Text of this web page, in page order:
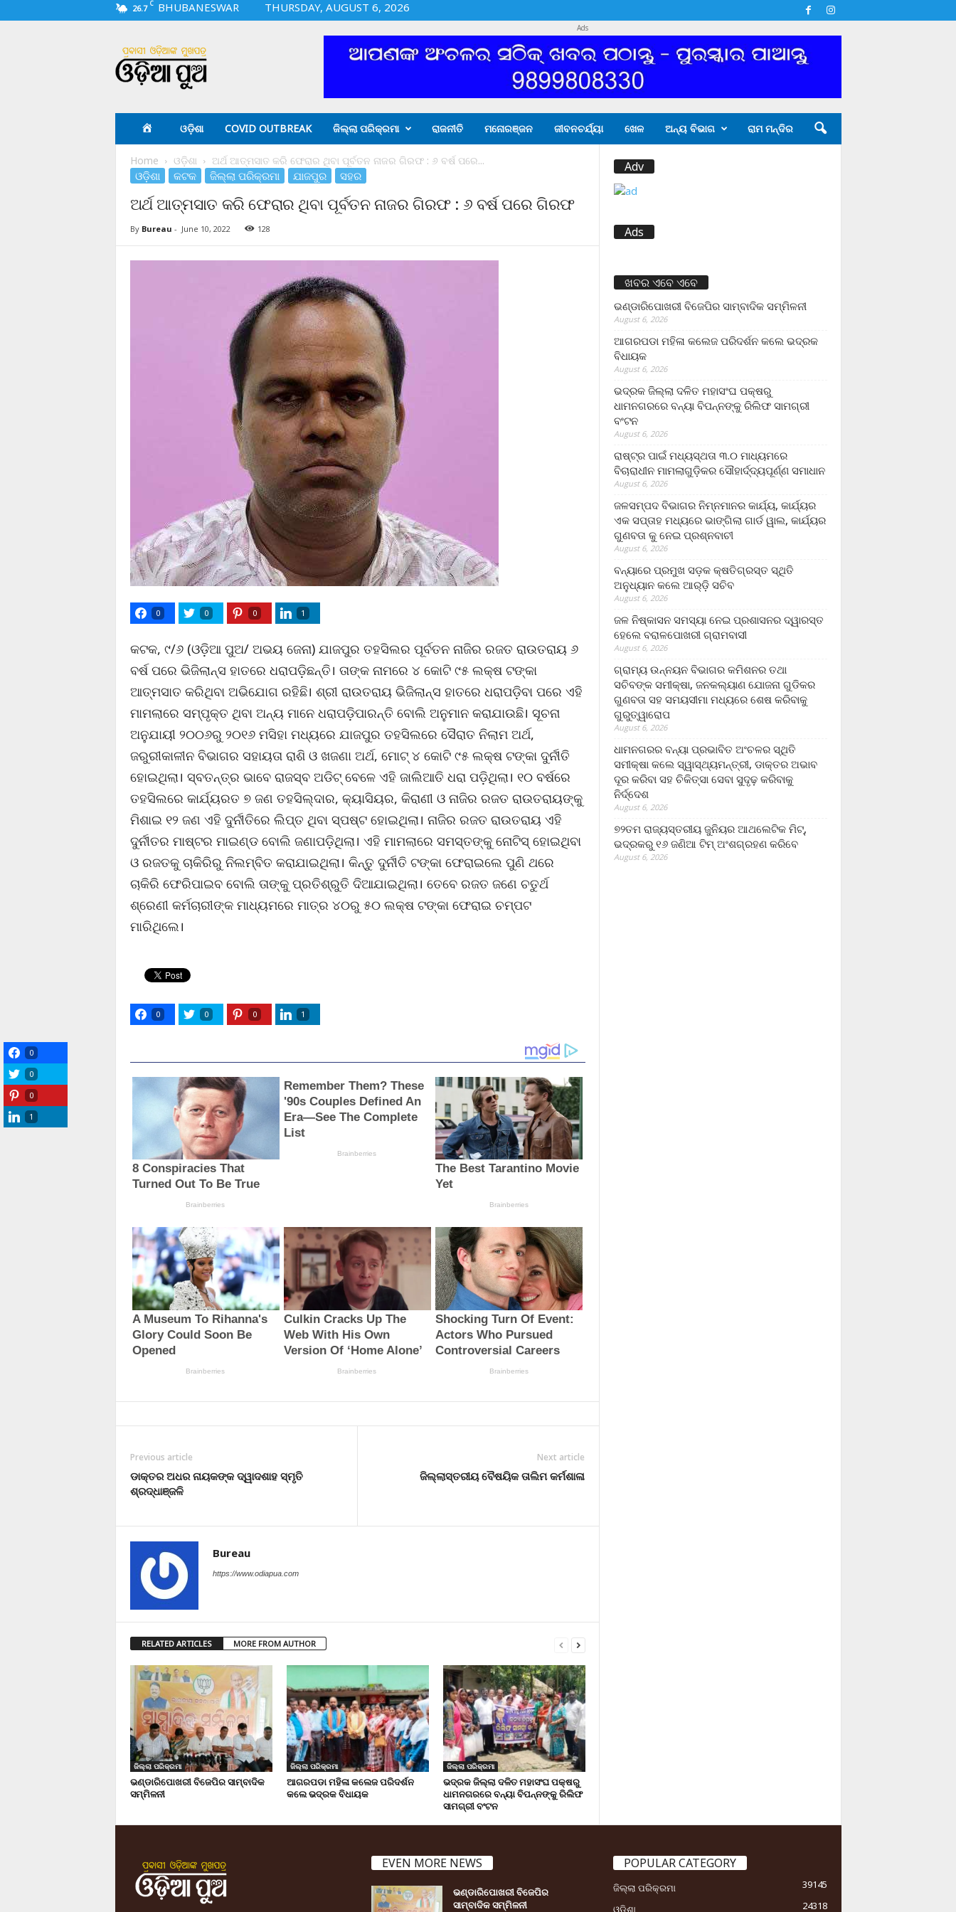
26.7 C BHUBANESWAR
THURSDAY, AUGUST 6, 2026
i
a
Ads
ଓଡ଼ିଶା COVID OUTBREAK ଜିଲ୍ଲା ପରିକ୍ରମା ରାଜନୀତି ମନୋରଞ୍ଜନ ଜୀବନଚର୍ଯ୍ୟା ଖେଳ ଅନ୍ୟ ବିଭାଗ ରାମ ମନ୍ଦିର
Home ଓଡ଼ିଶା ଅର୍ଥ ଆତ୍ମସାତ କରି ଫେରାର ଥିବା ପୂର୍ବତନ ନାଜର ଗିରଫ : ୬ ବର୍ଷ ପରେ...
ଓଡ଼ିଶା କଟକ ଜିଲ୍ଲା ପରିକ୍ରମା ଯାଜପୁର ସହର
ଅର୍ଥ ଆତ୍ମସାତ କରି ଫେରାର ଥିବା ପୂର୍ବତନ ନାଜର ଗିରଫ : ୬ ବର୍ଷ ପରେ ଗିରଫ
By Bureau - June 10, 2022 128
0 0 0 1
କଟକ, ୯/୬ (ଓଡ଼ିଆ ପୁଅ/ ଅଭୟ ଜେନା) ଯାଜପୁର ତହସିଲର ପୂର୍ବତନ ନାଜିର ରଜତ ରାଉତରାୟ ୬
ବର୍ଷ ପରେ ଭିଜିଲାନ୍ସ ହାତରେ ଧରାପଡ଼ିଛନ୍ତି। ତାଙ୍କ ନାମରେ ୪ କୋଟି ୯୫ ଲକ୍ଷ ଟଙ୍କା
ଆତ୍ମସାତ କରିଥିବା ଅଭିଯୋଗ ରହିଛି। ଶ୍ରୀ ରାଉତରାୟ ଭିଜିଲାନ୍ସ ହାତରେ ଧରାପଡ଼ିବା ପରେ ଏହି
ମାମଲାରେ ସମ୍ପୃକ୍ତ ଥିବା ଅନ୍ୟ ମାନେ ଧରାପଡ଼ିପାରନ୍ତି ବୋଲି ଅନୁମାନ କରାଯାଉଛି। ସୂଚନା
ଅନୁଯାୟୀ ୨୦୦୬ରୁ ୨୦୧୬ ମସିହା ମଧ୍ୟରେ ଯାଜପୁର ତହସିଲରେ ସୈରାତ ନିଲାମ ଅର୍ଥ,
ଜରୁରୀକାଳୀନ ବିଭାଗର ସହାୟତା ରାଶି ଓ ଖଜଣା ଅର୍ଥ, ମୋଟ୍‌ ୪ କୋଟି ୯୫ ଲକ୍ଷ ଟଙ୍କା ଦୁର୍ନୀତି
ହୋଇଥିଲା। ସ୍ବତନ୍ତ୍ର ଭାବେ ରାଜସ୍ବ ଅଡିଟ୍‌ ବେଳେ ଏହି ଜାଲିଆତି ଧରା ପଡ଼ିଥିଲା। ୧୦ ବର୍ଷରେ
ତହସିଲରେ କାର୍ଯ୍ୟରତ ୭ ଜଣ ତହସିଲ୍‌ଦାର, କ୍ୟାସିୟର, କିରାଣୀ ଓ ନାଜିର ରଜତ ରାଉତରାୟଙ୍କୁ
ମିଶାଇ ୧୨ ଜଣ ଏହି ଦୁର୍ନୀତିରେ ଲିପ୍ତ ଥିବା ସ୍ପଷ୍ଟ ହୋଇଥିଲା। ନାଜିର ରଜତ ରାଉତରାୟ ଏହି
ଦୁର୍ନୀତର ମାଷ୍ଟର ମାଇଣ୍ଡ ବୋଲି ଜଣାପଡ଼ିଥିଲା। ଏହି ମାମଲାରେ ସମସ୍ତଙ୍କୁ ନୋଟିସ୍‌ ହୋଇଥିବା
ଓ ରଜତକୁ ଚାକିରିରୁ ନିଲମ୍ବିତ କରାଯାଇଥିଲା। କିନ୍ତୁ ଦୁର୍ନୀତି ଟଙ୍କା ଫେରାଇଲେ ପୁଣି ଥରେ
ଚାକିରି ଫେରିପାଇବ ବୋଲି ତାଙ୍କୁ ପ୍ରତିଶ୍ରୁତି ଦିଆଯାଇଥିଲା। ତେବେ ରଜତ ଜଣେ ଚତୁର୍ଥ
ଶ୍ରେଣୀ କର୍ମଚାରୀଙ୍କ ମାଧ୍ୟମରେ ମାତ୍ର ୪୦ରୁ ୫୦ ଲକ୍ଷ ଟଙ୍କା ଫେରାଇ ଚମ୍ପଟ
ମାରିଥିଲେ।
0 0 0 1
Previous article
ଡାକ୍ତର ଅଧର ନାୟକଙ୍କ ଦ୍ୱାଦଶାହ ସ୍ମୃତି
ଶ୍ରଦ୍ଧାଞ୍ଜଳି
Next article
ଜିଲ୍ଲାସ୍ତରୀୟ ବୈଷୟିକ ତାଲିମ କର୍ମଶାଳା
Bureau
https://www.odiapua.com
RELATED ARTICLES MORE FROM AUTHOR
ଜିଲ୍ଲା ପରିକ୍ରମା
ଭଣ୍ଡାରିପୋଖରୀ ବିଜେପିର ସାମ୍ବାଦିକ
ସମ୍ମିଳନୀ
ଜିଲ୍ଲା ପରିକ୍ରମା
ଆଗରପଡା ମହିଳା କଲେଜ ପରିଦର୍ଶନ
କଲେ ଭଦ୍ରକ ବିଧାୟକ
ଜିଲ୍ଲା ପରିକ୍ରମା
ଭଦ୍ରକ ଜିଲ୍ଲା ଦଳିତ ମହାସଂଘ ପକ୍ଷରୁ
ଧାମନଗରରେ ବନ୍ୟା ବିପନ୍ନଙ୍କୁ ରିଲିଫ
ସାମଗ୍ରୀ ବଂଟନ
Adv
Ads
ଖବର ଏବେ ଏବେ
ଭଣ୍ଡାରିପୋଖରୀ ବିଜେପିର ସାମ୍ବାଦିକ ସମ୍ମିଳନୀ
August 6, 2026
ଆଗରପଡା ମହିଳା କଲେଜ ପରିଦର୍ଶନ କଲେ ଭଦ୍ରକ
ବିଧାୟକ
August 6, 2026
ଭଦ୍ରକ ଜିଲ୍ଲା ଦଳିତ ମହାସଂଘ ପକ୍ଷରୁ
ଧାମନଗରରେ ବନ୍ୟା ବିପନ୍ନଙ୍କୁ ରିଲିଫ ସାମଗ୍ରୀ
ବଂଟନ
August 6, 2026
ରାଷ୍ଟ୍ର ପାଇଁ ମଧ୍ୟସ୍ଥତା ୩.୦ ମାଧ୍ୟମରେ
ବିଚାରାଧୀନ ମାମଲାଗୁଡ଼ିକର ସୌହାର୍ଦ୍ଦ୍ୟପୂର୍ଣ୍ଣ ସମାଧାନ
August 6, 2026
ଜଳସମ୍ପଦ ବିଭାଗର ନିମ୍ନମାନର କାର୍ଯ୍ୟ, କାର୍ଯ୍ୟର
ଏକ ସପ୍ତାହ ମଧ୍ୟରେ ଭାଙ୍ଗିଲା ଗାର୍ଡ ୱାଲ, କାର୍ଯ୍ୟର
ଗୁଣବତା କୁ ନେଇ ପ୍ରଶ୍ନବାଚୀ
August 6, 2026
ବନ୍ୟାରେ ପ୍ରମୁଖ ସଡ଼କ କ୍ଷତିଗ୍ରସ୍ତ ସ୍ଥିତି
ଅନୁଧ୍ୟାନ କଲେ ଆର୍‌ଡ଼ି ସଚିବ
August 6, 2026
ଜଳ ନିଷ୍କାସନ ସମସ୍ୟା ନେଇ ପ୍ରଶାସନର ଦ୍ୱାରସ୍ତ
ହେଲେ ବରାଳପୋଖରୀ ଗ୍ରାମବାସୀ
August 6, 2026
ଗ୍ରାମ୍ୟ ଉନ୍ନୟନ ବିଭାଗର କମିଶନର ତଥା
ସଚିବଙ୍କ ସମୀକ୍ଷା, ଜନକଲ୍ୟାଣ ଯୋଜନା ଗୁଡିକର
ଗୁଣବତା ସହ ସମୟସୀମା ମଧ୍ୟରେ ଶେଷ କରିବାକୁ
ଗୁରୁତ୍ୱାରୋପ
August 6, 2026
ଧାମନଗରର ବନ୍ୟା ପ୍ରଭାବିତ ଅଂଚଳର ସ୍ଥିତି
ସମୀକ୍ଷା କଲେ ସ୍ୱାସ୍ଥ୍ୟମନ୍ତ୍ରୀ, ଡାକ୍ତର ଅଭାବ
ଦୂର କରିବା ସହ ଚିକିତ୍ସା ସେବା ସୁଦୃଢ଼ କରିବାକୁ
ନିର୍ଦ୍ଦେଶ
August 6, 2026
୭୨ତମ ରାଜ୍ୟସ୍ତରୀୟ ଜୁନିୟର ଆଥଲେଟିକ ମିଟ୍‌,
ଭଦ୍ରକରୁ ୧୬ ଜଣିଆ ଟିମ୍ ଅଂଶଗ୍ରହଣ କରିବେ
August 6, 2026
EVEN MORE NEWS
ଭଣ୍ଡାରିପୋଖରୀ ବିଜେପିର
ସାମ୍ବାଦିକ ସମ୍ମିଳନୀ
POPULAR CATEGORY
ଜିଲ୍ଲା ପରିକ୍ରମା
39145
ଓଡ଼ିଶା
24318
0
0
0
1